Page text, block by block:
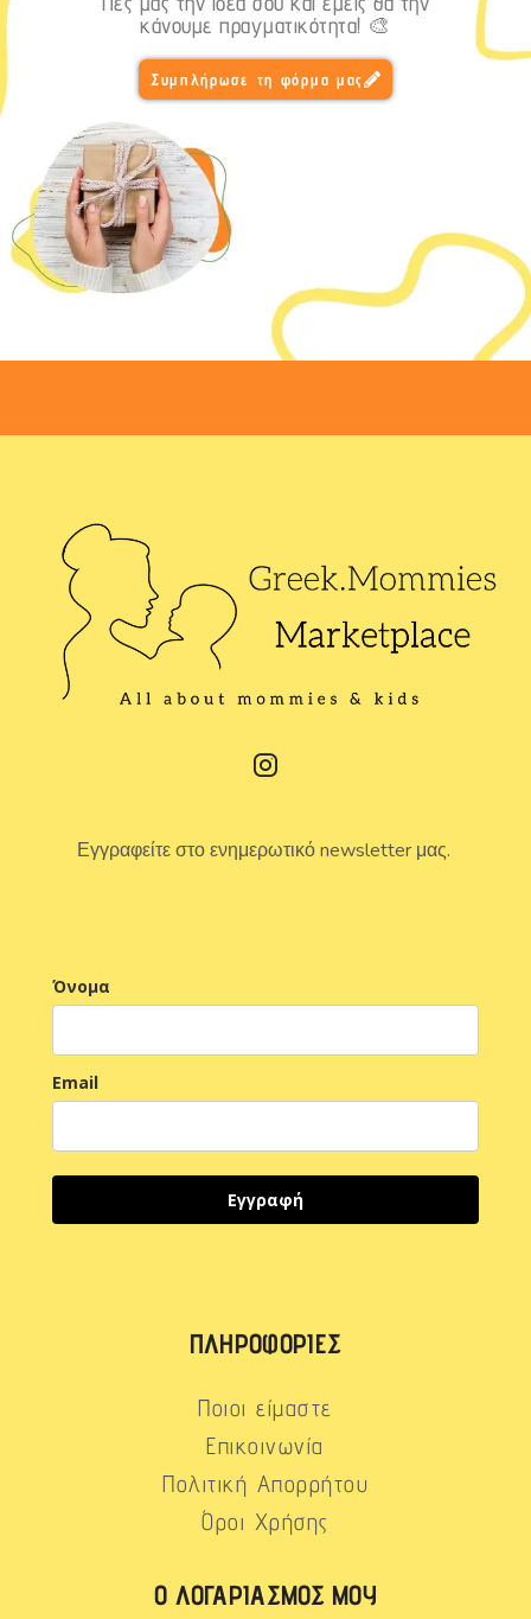
κάνουμε πραγματικότητα! 🎨
Συμπλήρωσε τη φόρμα μας
Εγγραφείτε στο ενημερωτικό newsletter μας.
Όνομα
Email
Εγγραφή
ΠΛΗΡΟΦΟΡΊΕΣ
Ποιοι είμαστε
Επικοινωνία
Πολιτική Απορρήτου
Όροι Χρήσης
Ο ΛΟΓΑΡΙΑΣΜΌΣ ΜΟΥ